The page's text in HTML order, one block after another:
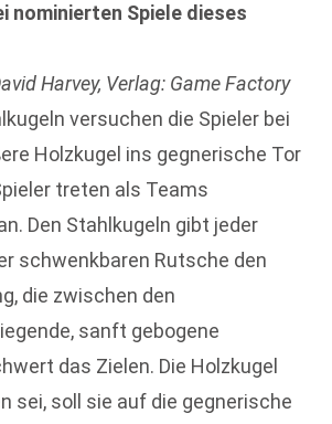
nominierten Spiele dieses
Harvey, Verlag: Game Factory
versuchen die Spieler bei
Holzkugel ins gegnerische Tor
treten als Teams
Den Stahlkugeln gibt jeder
schwenkbaren Rutsche den
die zwischen den
sanft gebogene
das Zielen. Die Holzkugel
sei, soll sie auf die gegnerische